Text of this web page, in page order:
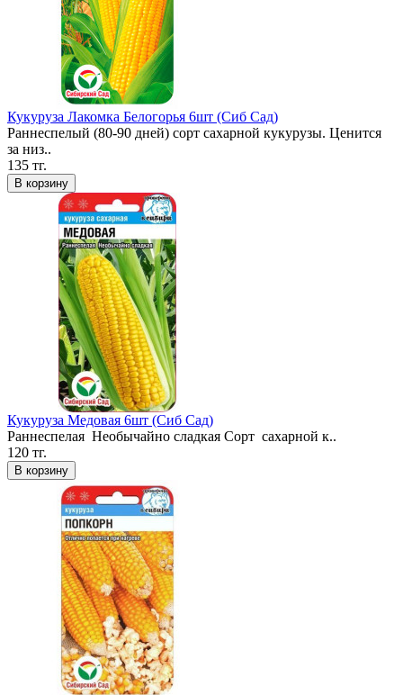
Кукуруза Лакомка Белогорья 6шт (Сиб Сад)
Раннеспелый (80-90 дней) сорт сахарной кукурузы. Ценится
за низ..
135 тг.
В корзину
Кукуруза Медовая 6шт (Сиб Сад)
Раннеспелая Необычайно сладкая Сорт сахарной к..
120 тг.
В корзину